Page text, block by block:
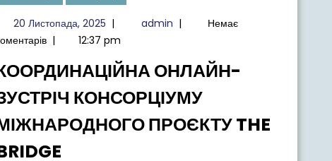
20 Листопада, 2025 20
Листопада,
| adminadmin
|
Немає
| 12:37 pm
ОНЛАЙН-
КОНСОРЦІУМУ
ПРОЄКТУ THE
КООРДИНАЦІЙНА